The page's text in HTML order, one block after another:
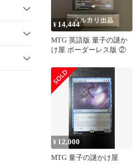
¥ 14,444
MTG 英語版 量子の謎か
け屋 ボーダーレス版 ②
¥ 12,000
MTG 量子の謎かけ屋